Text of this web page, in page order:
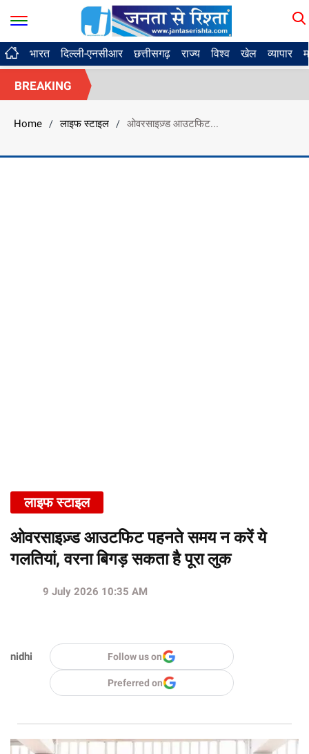
भारत दिल्ली-एनसीआर छत्तीसगढ़ राज्य विश्व खेल व्यापार
BREAKING
Home / लाइफ स्टाइल / ओवरसाइज़्ड आउटफिट...
लाइफ स्टाइल
ओवरसाइज़्ड आउटफिट पहनते समय न करें ये
गलतियां, वरना बिगड़ सकता है पूरा लुक
nidhi
9 July 2026 10:35 AM
Follow us on
Preferred on